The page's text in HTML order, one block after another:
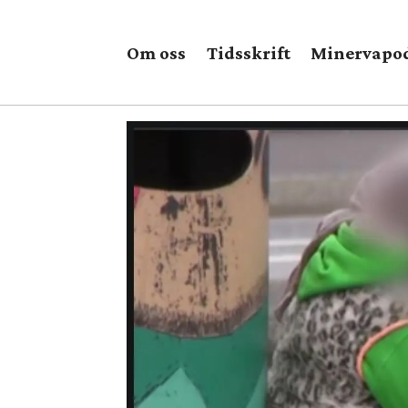
Om oss Tidsskrift